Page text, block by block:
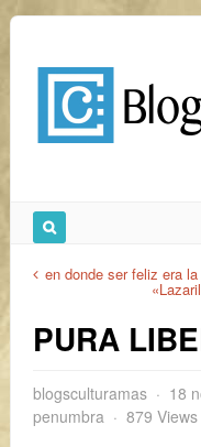
en donde ser feliz era
PURA
blogsculturamas 18
penumbra
879 Views